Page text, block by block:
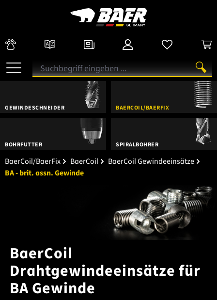
GEWINDESCHNEIDER BAERCOIL/BAERFIX
BOHRFUTTER SPIRALBOHRER
BaerCoil/BaerFix BaerCoil
BaerCoil Gewindeeinsätze
BA - brit. assn. Gewinde
BaerCoil
Drahtgewindeeinsätze für
BA Gewinde